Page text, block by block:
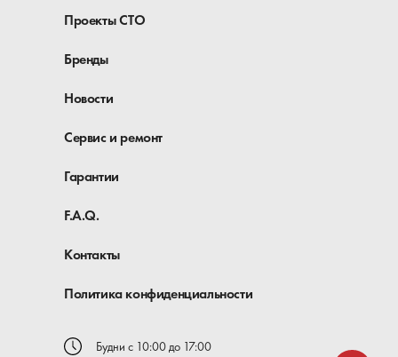
Проекты СТО
Бренды
Новости
Сервис и ремонт
Гарантии
F.A.Q.
Контакты
Политика конфиденциальности
Будни с 10:00 до 17:00